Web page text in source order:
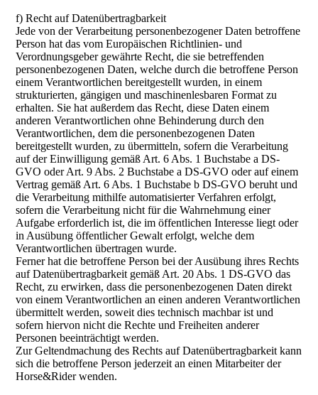
f) Recht auf Datenübertragbarkeit
Jede von der Verarbeitung personenbezogener Daten betroffene
Person hat das vom Europäischen Richtlinien- und
Verordnungsgeber gewährte Recht, die sie betreffenden
personenbezogenen Daten, welche durch die betroffene Person
einem Verantwortlichen bereitgestellt wurden, in einem
strukturierten, gängigen und maschinenlesbaren Format zu
erhalten. Sie hat außerdem das Recht, diese Daten einem
anderen Verantwortlichen ohne Behinderung durch den
Verantwortlichen, dem die personenbezogenen Daten
bereitgestellt wurden, zu übermitteln, sofern die Verarbeitung
auf der Einwilligung gemäß Art. 6 Abs. 1 Buchstabe a DS-
GVO oder Art. 9 Abs. 2 Buchstabe a DS-GVO oder auf einem
Vertrag gemäß Art. 6 Abs. 1 Buchstabe b DS-GVO beruht und
die Verarbeitung mithilfe automatisierter Verfahren erfolgt,
sofern die Verarbeitung nicht für die Wahrnehmung einer
Aufgabe erforderlich ist, die im öffentlichen Interesse liegt oder
in Ausübung öffentlicher Gewalt erfolgt, welche dem
Verantwortlichen übertragen wurde.
Ferner hat die betroffene Person bei der Ausübung ihres Rechts
auf Datenübertragbarkeit gemäß Art. 20 Abs. 1 DS-GVO das
Recht, zu erwirken, dass die personenbezogenen Daten direkt
von einem Verantwortlichen an einen anderen Verantwortlichen
übermittelt werden, soweit dies technisch machbar ist und
sofern hiervon nicht die Rechte und Freiheiten anderer
Personen beeinträchtigt werden.
Zur Geltendmachung des Rechts auf Datenübertragbarkeit kann
sich die betroffene Person jederzeit an einen Mitarbeiter der
Horse&Rider wenden.